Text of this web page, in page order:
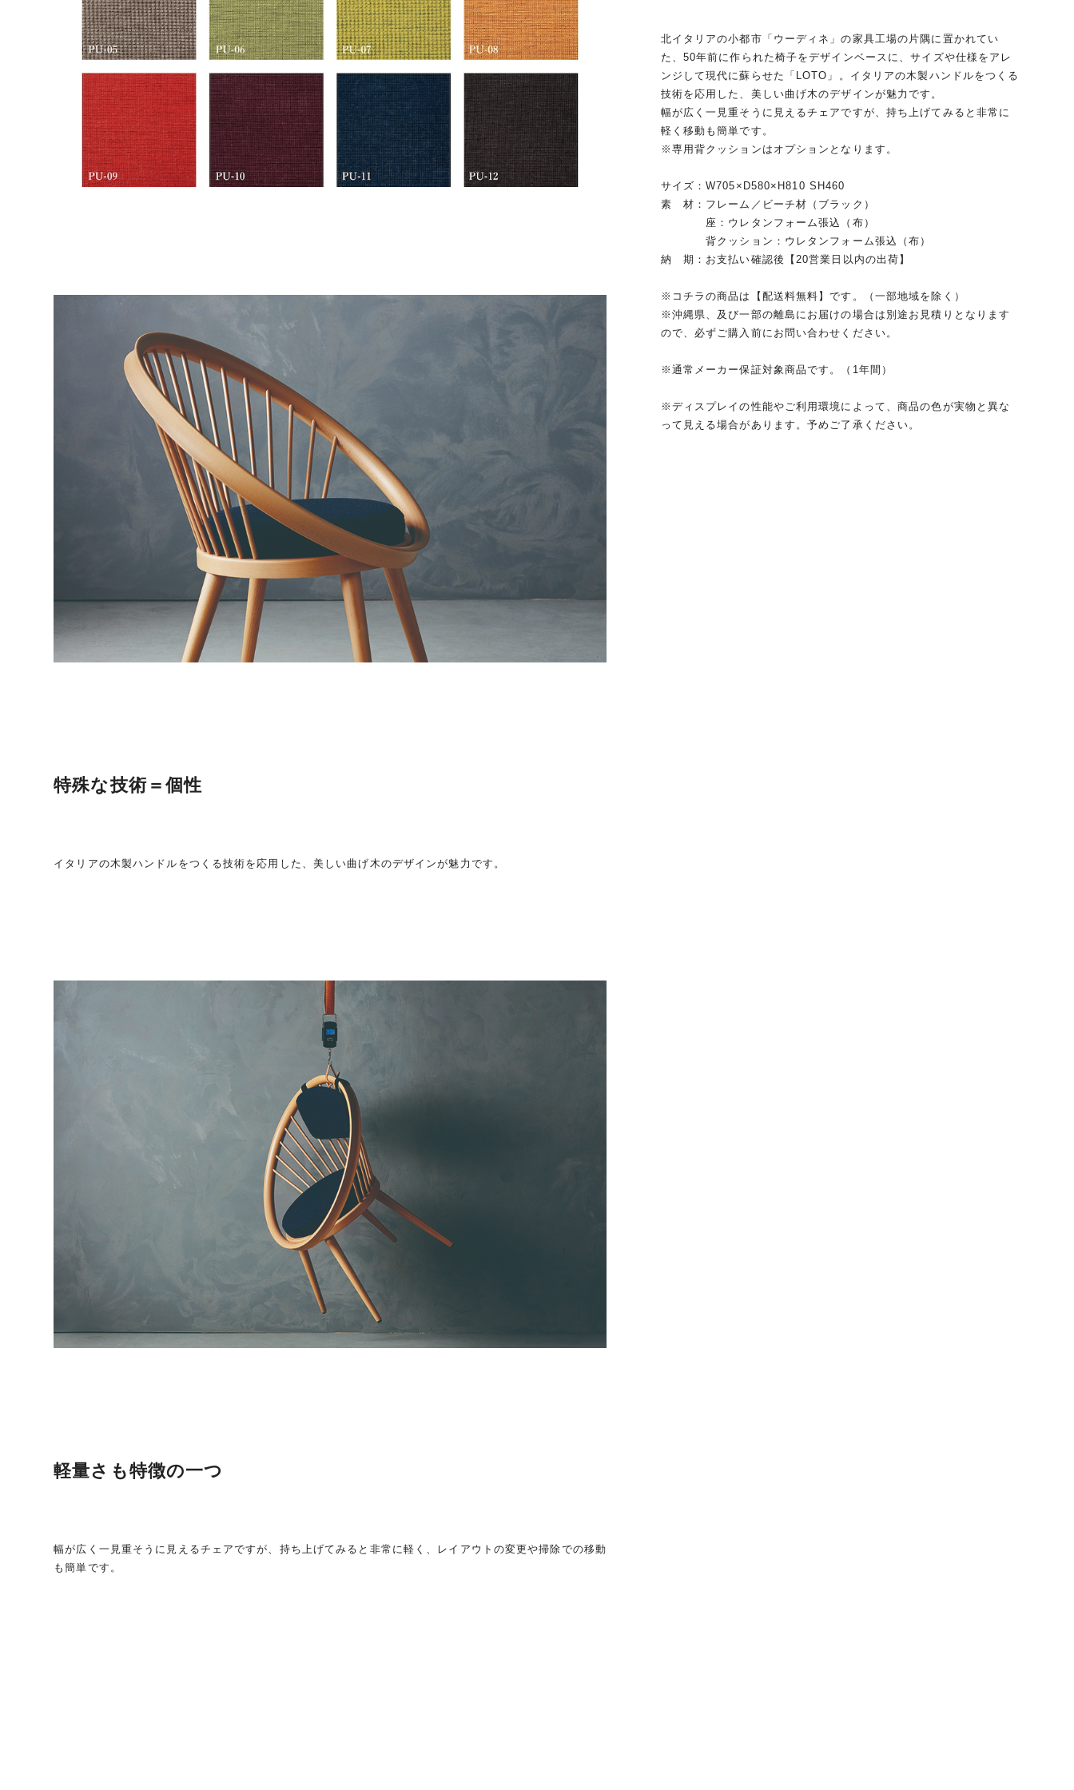
特殊な技術＝個性
イタリアの木製ハンドルをつくる技術を応用した、美しい曲げ木のデザインが魅力です。
軽量さも特徴の一つ
幅が広く一見重そうに見えるチェアですが、持ち上げてみると非常に軽く、レイアウトの変更や掃除での移動
も簡単です。
北イタリアの小都市「ウーディネ」の家具工場の片隅に置かれてい
た、50年前に作られた椅子をデザインベースに、サイズや仕様をアレ
ンジして現代に蘇らせた「LOTO」。イタリアの木製ハンドルをつくる
技術を応用した、美しい曲げ木のデザインが魅力です。
幅が広く一見重そうに見えるチェアですが、持ち上げてみると非常に
軽く移動も簡単です。
※専用背クッションはオプションとなります。
サイズ：W705×D580×H810 SH460
素 材：フレーム／ビーチ材（ブラック）
座：ウレタンフォーム張込（布）
背クッション：ウレタンフォーム張込（布）
納 期：お支払い確認後【20営業日以内の出荷】
※コチラの商品は【配送料無料】です。（一部地域を除く）
※沖縄県、及び一部の離島にお届けの場合は別途お見積りとなります
ので、必ずご購入前にお問い合わせください。
※通常メーカー保証対象商品です。（1年間）
※ディスプレイの性能やご利用環境によって、商品の色が実物と異な
って見える場合があります。予めご了承ください。